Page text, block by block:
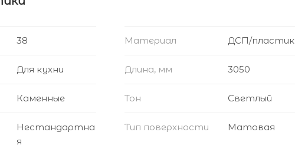
38 Материал ДСП/пластик
Для кухни Длина, мм 3050
Каменные Тон Светлый
Нестандартна
я
Тип поверхности Матовая